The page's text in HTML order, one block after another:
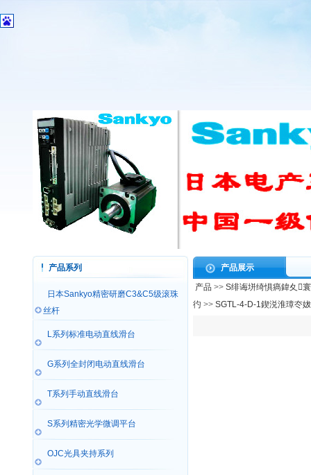
产品系列
日本Sankyo精密研磨C3&C5级滚珠
丝杆
L系列标准电动直线滑台
G系列全封闭电动直线滑台
T系列手动直线滑台
S系列精密光学微调平台
OJC光具夹持系列
产品展示
产品 >> S绯诲垪绮惧瘑鍏夊
彴 >> SGTL-4-D-1鍥涚淮璋冭